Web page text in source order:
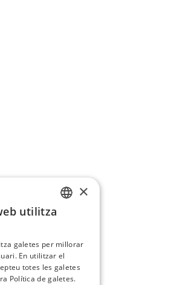
×
utilitza
galetes per millorar
En utilitzar el
totes les galetes
Política de galetes.